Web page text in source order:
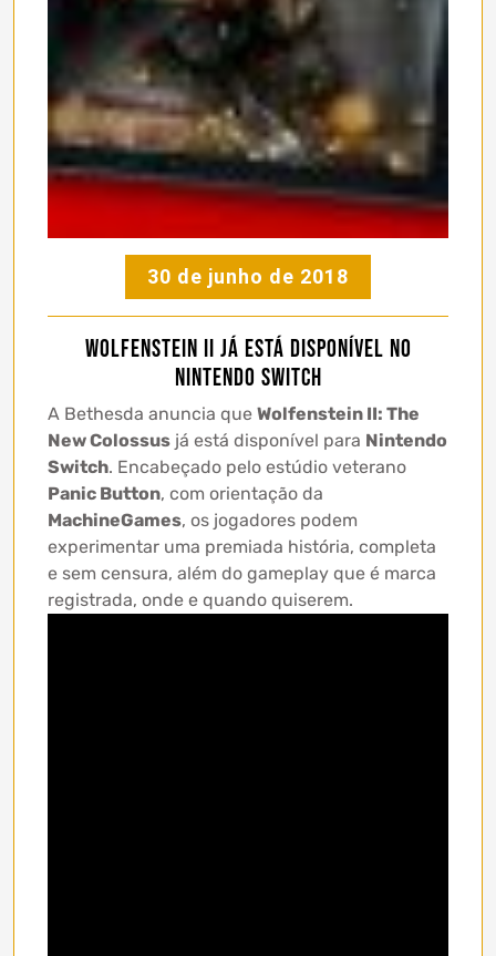
30 de junho de 2018
Wolfenstein II já está disponível no
Nintendo Switch
A Bethesda anuncia que Wolfenstein II: The
New Colossus já está disponível para Nintendo
Switch. Encabeçado pelo estúdio veterano
Panic Button, com orientação da
MachineGames, os jogadores podem
experimentar uma premiada história, completa
e sem censura, além do gameplay que é marca
registrada, onde e quando quiserem.